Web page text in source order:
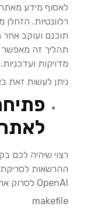
לאסוף מידע
רלוונטיות.
תוכנם ועוקב אחר
תהליך זה מאפשר
מדויקות ועדכניות.
ניתן לעשות זאת
ההרשאות
OpenAI לסרוק את האתר, יש להוסיף את השורות הבאות:
makefile